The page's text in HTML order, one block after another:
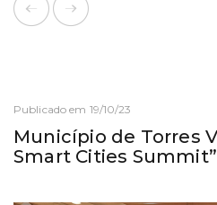
Publicado em 19/10/23
Município de Torres
Smart Cities Summit”